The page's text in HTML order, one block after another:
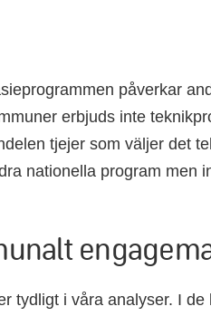
påverkar
erbjuds inte
tjejer som väljer det
nationella program men
tydligt i våra analyser. I